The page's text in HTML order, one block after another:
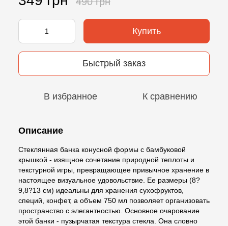
Купить
Быстрый заказ
В избранное К сравнению
Описание
Стеклянная банка конусной формы с бамбуковой
крышкой - изящное сочетание природной теплоты и
текстурной игры, превращающее привычное хранение в
настоящее визуальное удовольствие. Ее размеры (8?
9,8?13 см) идеальны для хранения сухофруктов,
специй, конфет, а объем 750 мл позволяет организовать
пространство с элегантностью. Основное очарование
этой банки - пузырчатая текстура стекла. Она словно